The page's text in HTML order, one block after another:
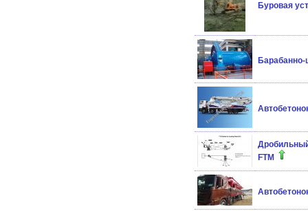
Буровая
Барабанно-
FTM